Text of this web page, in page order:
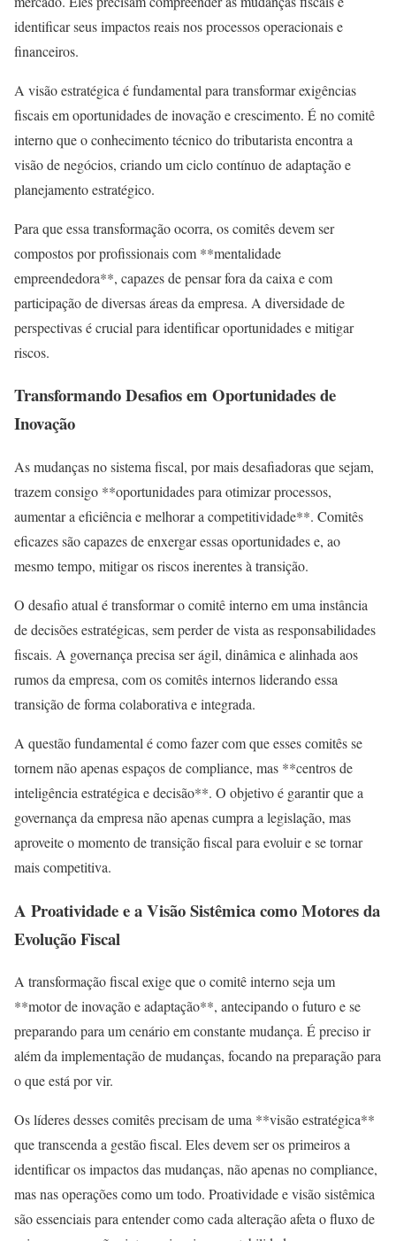
identificar seus impactos reais nos processos operacionais e
financeiros.
A visão estratégica é fundamental para transformar exigências
fiscais em oportunidades de inovação e crescimento. É no comitê
interno que o conhecimento técnico do tributarista encontra a
visão de negócios, criando um ciclo contínuo de adaptação e
planejamento estratégico.
Para que essa transformação ocorra, os comitês devem ser
compostos por profissionais com **mentalidade
empreendedora**, capazes de pensar fora da caixa e com
participação de diversas áreas da empresa. A diversidade de
perspectivas é crucial para identificar oportunidades e mitigar
riscos.
Transformando Desafios em Oportunidades de
Inovação
As mudanças no sistema fiscal, por mais desafiadoras que sejam,
trazem consigo **oportunidades para otimizar processos,
aumentar a eficiência e melhorar a competitividade**. Comitês
eficazes são capazes de enxergar essas oportunidades e, ao
mesmo tempo, mitigar os riscos inerentes à transição.
O desafio atual é transformar o comitê interno em uma instância
de decisões estratégicas, sem perder de vista as responsabilidades
fiscais. A governança precisa ser ágil, dinâmica e alinhada aos
rumos da empresa, com os comitês internos liderando essa
transição de forma colaborativa e integrada.
A questão fundamental é como fazer com que esses comitês se
tornem não apenas espaços de compliance, mas **centros de
inteligência estratégica e decisão**. O objetivo é garantir que a
governança da empresa não apenas cumpra a legislação, mas
aproveite o momento de transição fiscal para evoluir e se tornar
mais competitiva.
A Proatividade e a Visão Sistêmica como Motores da
Evolução Fiscal
A transformação fiscal exige que o comitê interno seja um
**motor de inovação e adaptação**, antecipando o futuro e se
preparando para um cenário em constante mudança. É preciso ir
além da implementação de mudanças, focando na preparação para
o que está por vir.
Os líderes desses comitês precisam de uma **visão estratégica**
que transcenda a gestão fiscal. Eles devem ser os primeiros a
identificar os impactos das mudanças, não apenas no compliance,
mas nas operações como um todo. Proatividade e visão sistêmica
são essenciais para entender como cada alteração afeta o fluxo de